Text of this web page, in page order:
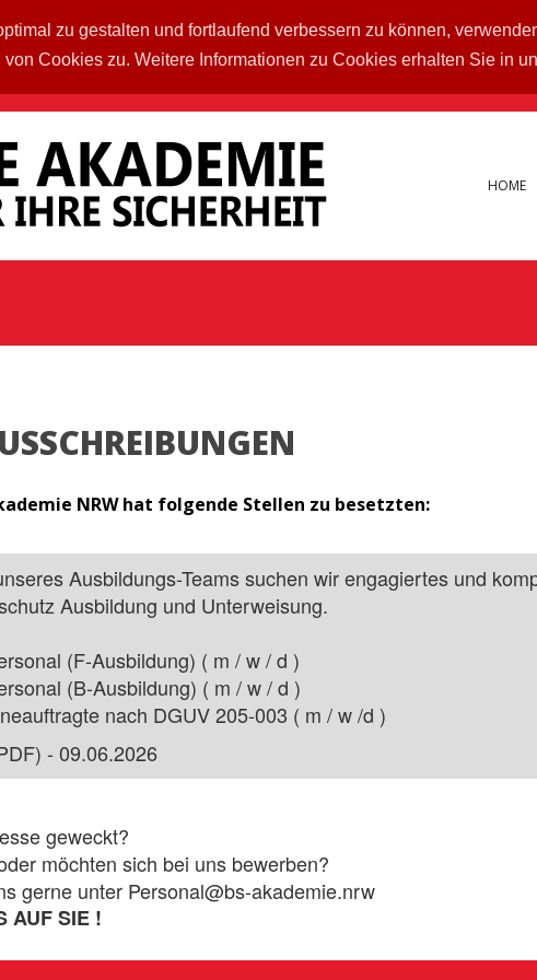
zu gestalten und fortlaufend verbessern zu können,
Cookies zu. Weitere Informationen zu Cookies erhalten Sie in
HOME
NRW hat folgende Stellen zu besetzten:
Ausbildungs-Teams suchen wir engagiertes und
Ausbildung und Unterweisung.
(F-Ausbildung) ( m / w / d )
(B-Ausbildung) ( m / w / d )
nach DGUV 205-003 ( m / w /d )
- 09.06.2026
geweckt?
möchten sich bei uns bewerben?
gerne unter Personal@bs-akademie.nrw
AUF SIE !